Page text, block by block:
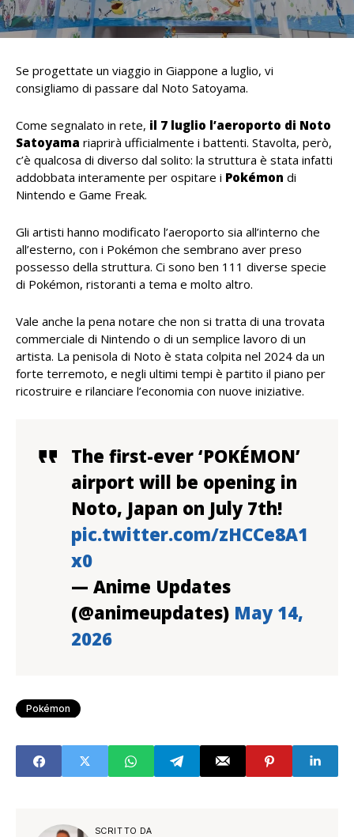
Se progettate un viaggio in Giappone a luglio, vi
consigliamo di passare dal Noto Satoyama.
Come segnalato in rete, il 7 luglio l’aeroporto di Noto
Satoyama riaprirà ufficialmente i battenti. Stavolta, però,
c’è qualcosa di diverso dal solito: la struttura è stata infatti
addobbata interamente per ospitare i Pokémon di
Nintendo e Game Freak.
Gli artisti hanno modificato l’aeroporto sia all’interno che
all’esterno, con i Pokémon che sembrano aver preso
possesso della struttura. Ci sono ben 111 diverse specie
di Pokémon, ristoranti a tema e molto altro.
Vale anche la pena notare che non si tratta di una trovata
commerciale di Nintendo o di un semplice lavoro di un
artista. La penisola di Noto è stata colpita nel 2024 da un
forte terremoto, e negli ultimi tempi è partito il piano per
ricostruire e rilanciare l’economia con nuove iniziative.
The first-ever ‘POKÉMON’
airport will be opening in
Noto, Japan on July 7th!
pic.twitter.com/zHCCe8A1
x0
— Anime Updates
(@animeupdates) May 14,
2026
Pokémon
SCRITTO DA